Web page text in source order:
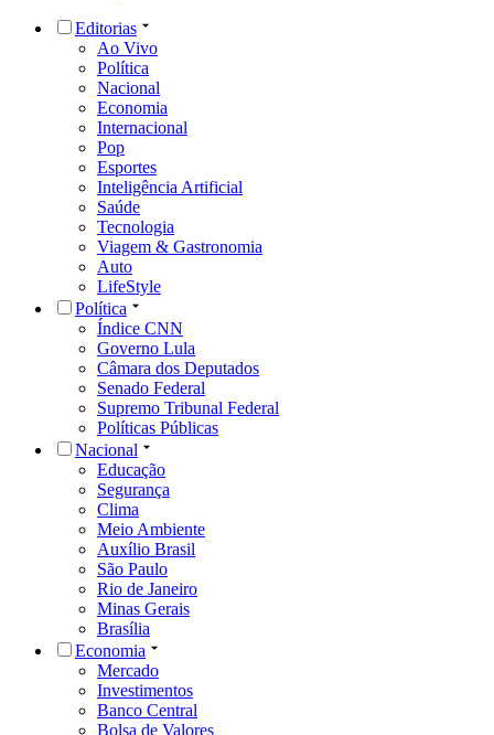
Editorias
Ao Vivo
Política
Nacional
Economia
Internacional
Pop
Esportes
Inteligência Artificial
Saúde
Tecnologia
Viagem & Gastronomia
Auto
LifeStyle
Política
Índice CNN
Governo Lula
Câmara dos Deputados
Senado Federal
Supremo Tribunal Federal
Políticas Públicas
Nacional
Educação
Segurança
Clima
Meio Ambiente
Auxílio Brasil
São Paulo
Rio de Janeiro
Minas Gerais
Brasília
Economia
Mercado
Investimentos
Banco Central
Bolsa de Valores